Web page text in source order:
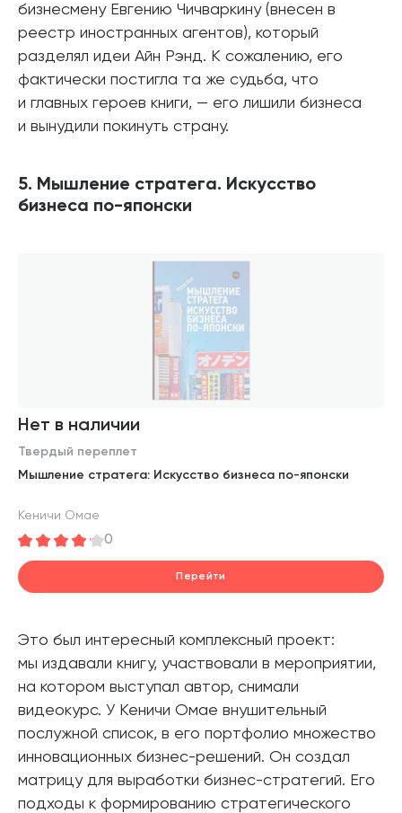
бизнесмену Евгению Чичваркину (внесен в
реестр иностранных агентов), который
разделял идеи Айн Рэнд. К сожалению, его
фактически постигла та же судьба, что
и главных героев книги, — его лишили бизнеса
и вынудили покинуть страну.
5. Мышление стратега. Искусство
бизнеса по-японски
Нет в наличии
Твердый переплет
Мышление стратега: Искусство бизнеса по-японски
Кеничи Омае
0
Перейти
Это был интересный комплексный проект:
мы издавали книгу, участвовали в мероприятии,
на котором выступал автор, снимали
видеокурс. У Кеничи Омае внушительный
послужной список, в его портфолио множество
инновационных бизнес-решений. Он создал
матрицу для выработки бизнес-стратегий. Его
подходы к формированию стратегического